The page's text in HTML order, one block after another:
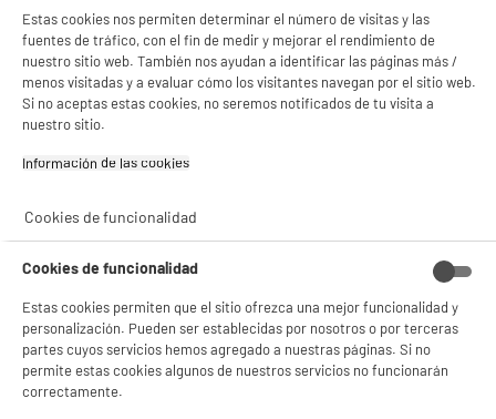
DEPOT
Con el fin de mejorar tu experiencia, y tras tu consentimiento, ELECTRO DEPOT
y sus socios utilizan cookies que procesan tus datos personales para:
- compartir contenido adaptado a tus preferencias
- ofrecer publicidad y comunicaciones personalizadas
- facilitar el intercambio de contenido en las redes sociales
Consulta la política de cookies.
estadísticas anónimas basadas en tu navegación. Puedes oponerte a su uso
gestionando sus cookies.
¡Buena visita!
Gestionar cookies
✔ ACEPTAR TODAS
Estas cookies nos permiten determinar el número de visitas y las
fuentes de tráfico, con el fin de medir y mejorar el rendimiento de
nuestro sitio web. También nos ayudan a identificar las páginas más /
menos visitadas y a evaluar cómo los visitantes navegan por el sitio web.
Si no aceptas estas cookies, no seremos notificados de tu visita a
nuestro sitio.
Información de las cookies‎
Cookies de funcionalidad
Cookies de funcionalidad
Estas cookies permiten que el sitio ofrezca una mejor funcionalidad y
personalización. Pueden ser establecidas por nosotros o por terceras
partes cuyos servicios hemos agregado a nuestras páginas. Si no
permite estas cookies algunos de nuestros servicios no funcionarán
correctamente.